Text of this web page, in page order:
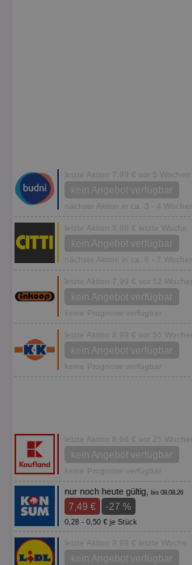
letzte Aktion 7,99 € vor 5 Wochen
kein Angebot verfügbar
nächste Aktion in ca. 3 - 4 Wochen
letzte Aktion 8,66 € letzte Woche
kein Angebot verfügbar
nächste Aktion in ca. 6 - 7 Wochen
letzte Aktion 7,99 € vor 12 Wochen
kein Angebot verfügbar
keine Prognose verfügbar
letzte Aktion 8,99 € vor 55 Wochen
kein Angebot verfügbar
keine Prognose verfügbar
letzte Aktion 6,66 € vor 25 Wochen
kein Angebot verfügbar
keine Prognose verfügbar
nur noch heute gültig, bis 08.08.26
7,49 € -27 %
0,28 - 0,50 € je Stück
letzte Aktion 9,99 € letzte Woche
kein Angebot verfügbar